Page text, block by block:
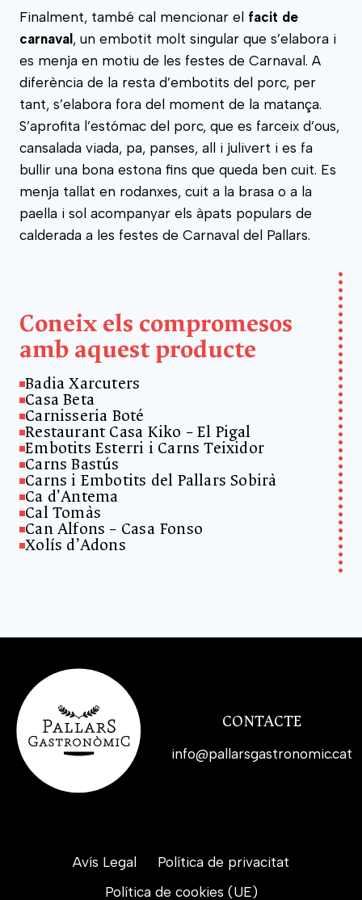
Finalment, també cal mencionar el facit de
carnaval , un embotit molt singular que s’elabora i
es menja en motiu de les festes de Carnaval. A
diferència de la resta d’embotits del porc, per
tant, s’elabora fora del moment de la matança.
S’aprofita l’estómac del porc, que es farceix d’ous,
cansalada viada, pa, panses, all i julivert i es fa
bullir una bona estona fins que queda ben cuit. Es
menja tallat en rodanxes, cuit a la brasa o a la
paella i sol acompanyar els àpats populars de
calderada a les festes de Carnaval del Pallars.
Coneix els compromesos
amb aquest producte
Badia Xarcuters
Casa Beta
Carnisseria Boté
Restaurant Casa Kiko – El Pigal
Embotits Esterri i Carns Teixidor
Carns Bastús
Carns i Embotits del Pallars Sobirà
Ca d’Antema
Cal Tomàs
Can Alfons – Casa Fonso
Xolís d’Adons
CONTACTE
info@pallarsgastronomic.cat
Avís Legal
Política de privacitat
Política de cookies (UE)